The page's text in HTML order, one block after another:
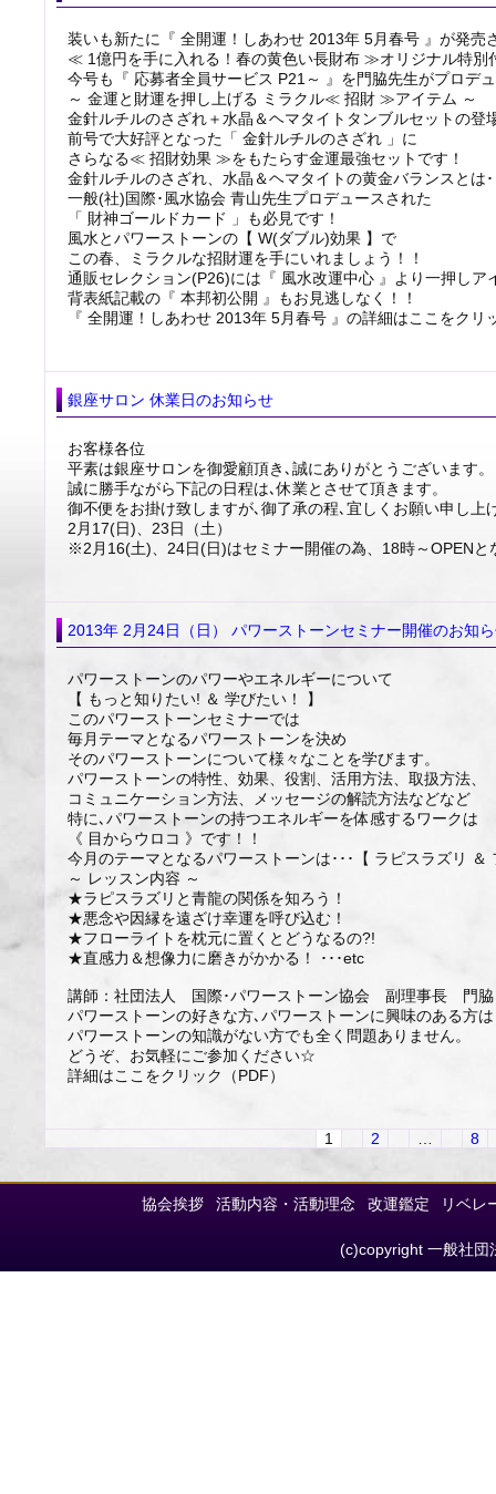
装いも新たに『 全開運！しあわせ 2013年 5月春号 』が発売
≪ 1億円を手に入れる！春の黄色い長財布 ≫オリジナル特別
今号も『 応募者全員サービス P21～ 』を門脇先生がプロデ
～ 金運と財運を押し上げる ミラクル≪ 招財 ≫アイテム ～
金針ルチルのさざれ＋水晶＆ヘマタイトタンブルセットの登
前号で大好評となった「 金針ルチルのさざれ 」に
さらなる≪ 招財効果 ≫をもたらす金運最強セットです！
金針ルチルのさざれ、水晶＆ヘマタイトの黄金バランスとは･
一般(社)国際･風水協会 青山先生プロデュースされた
「 財神ゴールドカード 」も必見です！
風水とパワーストーンの【 W(ダブル)効果 】で
この春、ミラクルな招財運を手にいれましょう！！
通販セレクション(P26)には『 風水改運中心 』より一押しア
背表紙記載の『 本邦初公開 』もお見逃しなく！！
『 全開運！しあわせ 2013年 5月春号 』の詳細はここをク
銀座サロン 休業日のお知らせ
お客様各位
平素は銀座サロンを御愛顧頂き､誠にありがとうございます。
誠に勝手ながら下記の日程は､休業とさせて頂きます。
御不便をお掛け致しますが､御了承の程､宜しくお願い申し上
2月17(日)、23日（土）
※2月16(土)、24日(日)はセミナー開催の為、18時～OPENと
2013年 2月24日（日） パワーストーンセミナー開催のお知
パワーストーンのパワーやエネルギーについて
【 もっと知りたい! ＆ 学びたい！ 】
このパワーストーンセミナーでは
毎月テーマとなるパワーストーンを決め
そのパワーストーンについて様々なことを学びます。
パワーストーンの特性、効果、役割、活用方法、取扱方法、
コミュニケーション方法、メッセージの解読方法などなど
特に､パワーストーンの持つエネルギーを体感するワークは
《 目からウロコ 》です！！
今月のテーマとなるパワーストーンは･･･【 ラピスラズリ ＆
～ レッスン内容 ～
★ラピスラズリと青龍の関係を知ろう！
★悪念や因縁を遠ざけ幸運を呼び込む！
★フローライトを枕元に置くとどうなるの?!
★直感力＆想像力に磨きがかかる！ ･･･etc
講師：社団法人 国際･パワーストーン協会 副理事長 門
パワーストーンの好きな方､パワーストーンに興味のある方
パワーストーンの知識がない方でも全く問題ありません。
どうぞ、お気軽にご参加ください☆
詳細はここをクリック（PDF）
1 2 8
協会挨拶 活動内容・活動理念 改運鑑定 リベレ
(c)copyright 一般社